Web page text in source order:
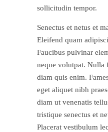
sollicitudin tempor.
Senectus et netus et
Eleifend quam
Faucibus pulvinar
neque volutpat. Nulla
diam quis enim.
eget aliquet nibh
diam ut venenatis
tristique senectus et
Placerat vestibulum